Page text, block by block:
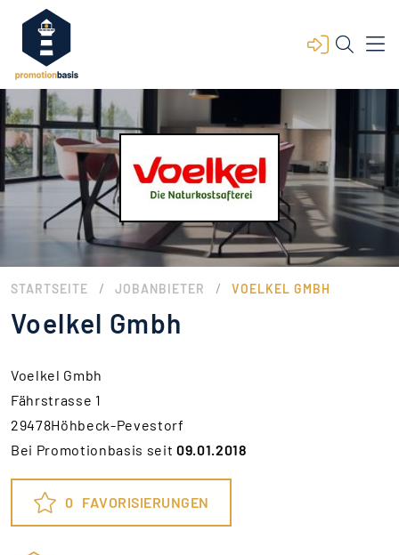
STARTSEITE / JOBANBIETER / VOELKEL GMBH
Voelkel Gmbh
Voelkel Gmbh
Fährstrasse 1
29478Höhbeck-Pevestorf
Bei Promotionbasis seit09.01.2018
0 FAVORISIERUNGEN